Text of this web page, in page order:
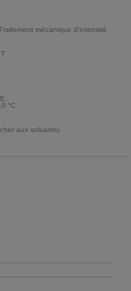
mécanique d'intensité
°C.
aux solvants).